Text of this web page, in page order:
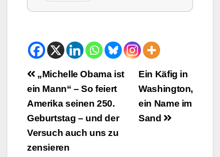
Beitrags-
Navigation
Ein Käfig in
Washington,
ein Name im
Sand
„Michelle Obama ist
ein Mann“ – So feiert
Amerika seinen 250.
Geburtstag – und der
Versuch auch uns zu
zensieren